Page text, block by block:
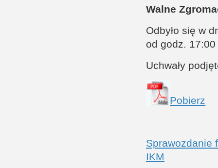
Walne
Odbyło się w
od godz. 17:00
Uchwały
Pobierz
Sprawozdanie
IKM